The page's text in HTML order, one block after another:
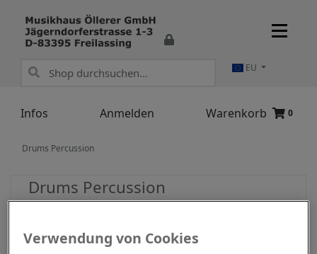
Infos Anmelden Warenkorb 0
EU
Drums Percussion
Drums Percussion
Verwendung von Cookies